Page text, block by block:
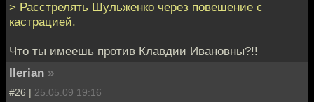
> Расстрелять Шульженко через повешение с
кастрацией.
Что ты имеешь против Клавдии Ивановны?!!
Ilerian »
#26 | 25.05.09 19:16